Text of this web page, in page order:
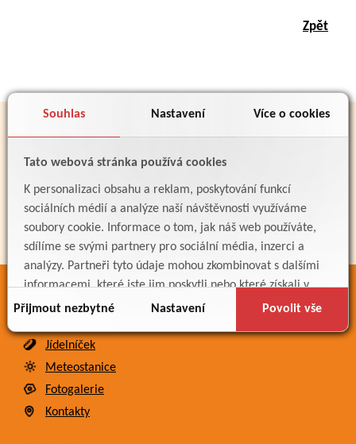
Souhlas Nastavení Více o cookies
Tato webová stránka používá cookies
K personalizaci obsahu a reklam, poskytování funkcí
sociálních médií a analýze naší návštěvnosti využíváme
soubory cookie. Informace o tom, jak náš web používáte,
sdílíme se svými partnery pro sociální média, inzerci a
analýzy. Partneři tyto údaje mohou zkombinovat s dalšími
informacemi, které jste jim poskytli nebo které získali v
důsledku toho, že používáte jejich služby.
Přijmout nezbytné Nastavení Povolit vše
Zpět
Jídelníček
Meteostanice
Fotogalerie
Kontakty